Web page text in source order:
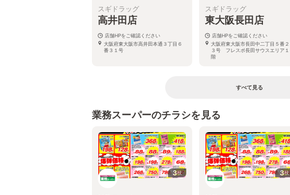
スギドラッグ
高井田店
店舗HPをご確認ください
大阪府東大阪市高井田本通３丁目６
番３１号
スギドラッグ
東大阪長田店
店舗HPをご確認ください
大阪府東大阪市長田中二丁目５番２
３号 フレスポ長田サウスエリア１
階
すべて見る
業務スーパーのチラシを見る
3枚 3枚